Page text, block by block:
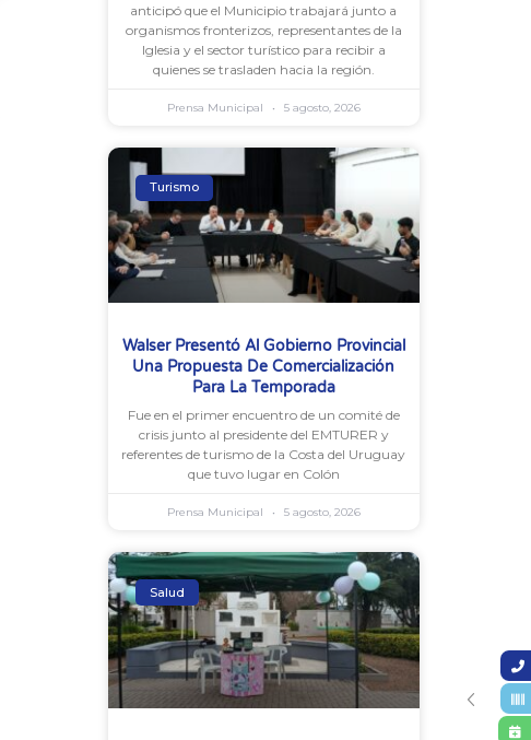
anticipó que el Municipio trabajará junto a
organismos fronterizos, representantes de la
Iglesia y el sector turístico para recibir a
quienes se trasladen hacia la región.
Prensa Municipal 5 agosto, 2026
Turismo
Walser Presentó Al Gobierno Provincial
Una Propuesta De Comercialización
Para La Temporada
Fue en el primer encuentro de un comité de
crisis junto al presidente del EMTURER y
referentes de turismo de la Costa del Uruguay
que tuvo lugar en Colón
Prensa Municipal 5 agosto, 2026
Salud